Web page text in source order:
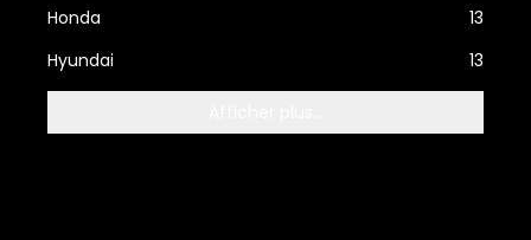
Honda
13
Hyundai
13